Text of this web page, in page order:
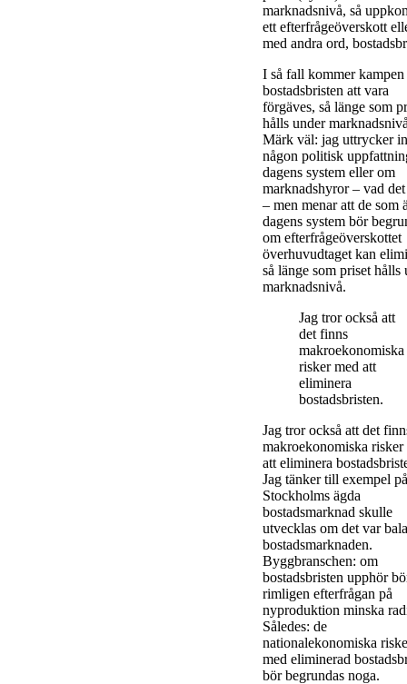
marknadsnivå, så
ett efterfrågeöverskott
med andra ord,
I så fall kommer
bostadsbristen att vara
förgäves, så länge som
hålls under
Märk väl: jag uttrycker
någon politisk
dagens system eller om
marknadshyror – vad
– men menar att de som
dagens system bör
om efterfrågeöverskottet
överhuvudtaget kan
så länge som priset hålls
marknadsnivå.
Jag tror också att
det finns
makroekonomiska
risker med att
eliminera
bostadsbristen.
Jag tror också att det
makroekonomiska risker
att eliminera
Jag tänker till exempel
Stockholms ägda
bostadsmarknad skulle
utvecklas om det var
bostadsmarknaden.
Byggbranschen: om
bostadsbristen upphör
rimligen efterfrågan på
nyproduktion minska
Således: de
nationalekonomiska
med eliminerad
bör begrundas noga.